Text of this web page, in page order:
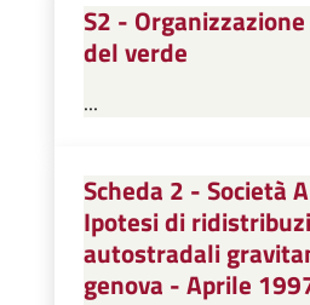
S2 -
del verde
...
Scheda 2 - Società
Ipotesi di
autostradali
genova - Aprile